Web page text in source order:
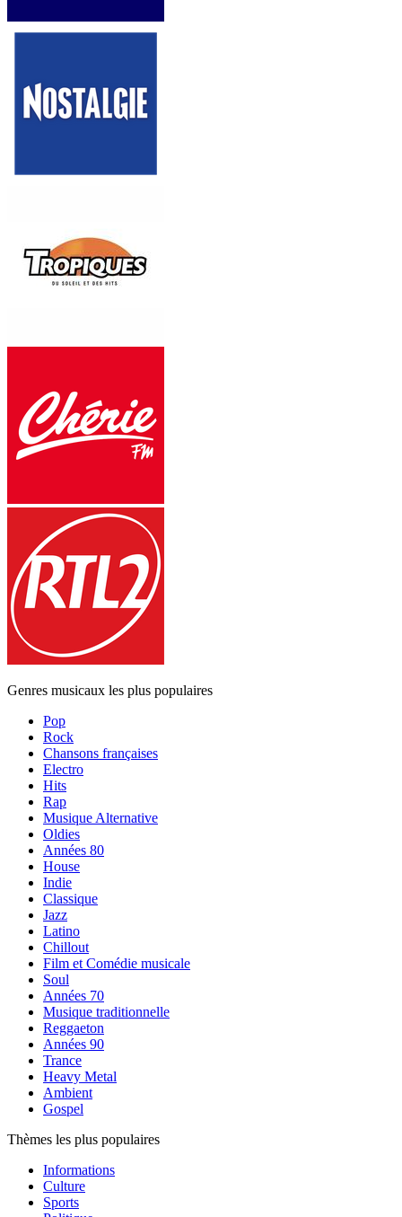
Genres musicaux les plus populaires
Pop
Rock
Chansons françaises
Electro
Hits
Rap
Musique Alternative
Oldies
Années 80
House
Indie
Classique
Jazz
Latino
Chillout
Film et Comédie musicale
Soul
Années 70
Musique traditionnelle
Reggaeton
Années 90
Trance
Heavy Metal
Ambient
Gospel
Thèmes les plus populaires
Informations
Culture
Sports